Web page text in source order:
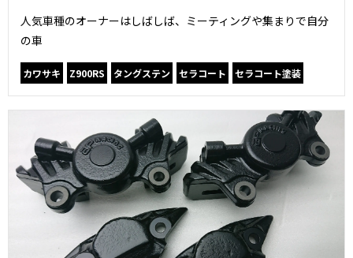
人気車種のオーナーはしばしば、ミーティングや集まりで自分
の車
カワサキ Z900RS タングステン セラコート セラコート塗装